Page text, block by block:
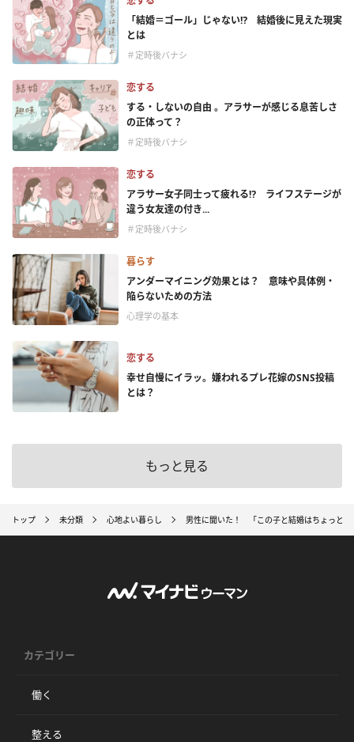
「結婚＝ゴール」じゃない⁉ 結婚後に見えた現実
とは
＃定時後バナシ
恋する
する・しないの自由 。アラサーが感じる息苦しさ
の正体って？
＃定時後バナシ
恋する
アラサー女子同士って疲れる⁉ ライフステージが
違う女友達の付き...
＃定時後バナシ
暮らす
アンダーマイニング効果とは？ 意味や具体例・
陥らないための方法
心理学の基本
恋する
幸せ自慢にイラッ。嫌われるプレ花嫁のSNS投稿
とは？
もっと見る
トップ 未分類 心地よい暮らし 男性に聞いた！ 「この子と結婚はちょっと
カテゴリー
働く
整える